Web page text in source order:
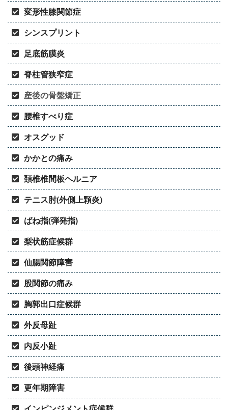
変形性膝関節症
シンスプリント
足底筋膜炎
脊柱管狭窄症
産後の骨盤矯正
腰椎すべり症
オスグッド
かかとの痛み
頚椎椎間板ヘルニア
テニス肘(外側上顆炎)
ばね指(弾発指)
梨状筋症候群
仙腸関節障害
股関節の痛み
胸郭出口症候群
外反母趾
内反小趾
後頭神経痛
更年期障害